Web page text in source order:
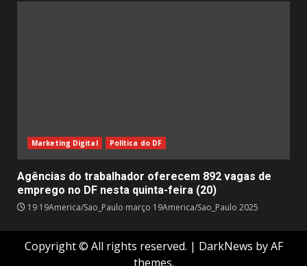
Marketing Digital Política do DF
Agências do trabalhador oferecem 892 vagas de
emprego no DF nesta quinta-feira (20)
19 19America/Sao_Paulo março 19America/Sao_Paulo 2025
Copyright © All rights reserved. | DarkNews by AF
themes.